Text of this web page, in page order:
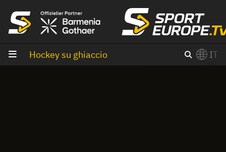
Hockey su ghiaccio IT